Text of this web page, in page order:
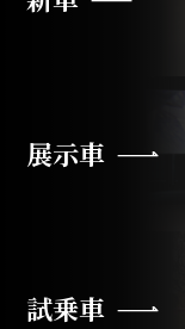
展示車
試乗車